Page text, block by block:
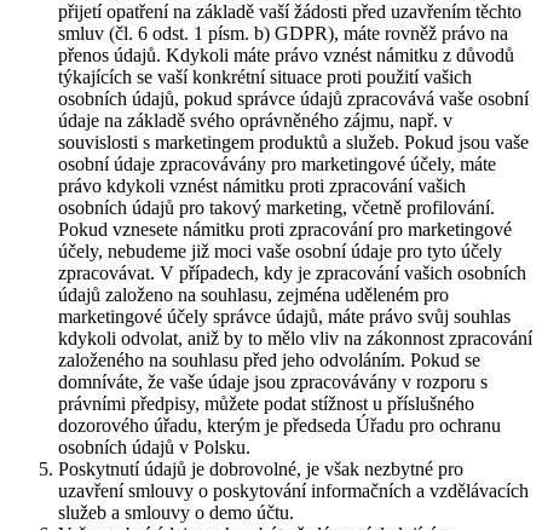
přijetí opatření na základě vaší žádosti před uzavřením těchto
smluv (čl. 6 odst. 1 písm. b) GDPR), máte rovněž právo na
přenos údajů. Kdykoli máte právo vznést námitku z důvodů
týkajících se vaší konkrétní situace proti použití vašich
osobních údajů, pokud správce údajů zpracovává vaše osobní
údaje na základě svého oprávněného zájmu, např. v
souvislosti s marketingem produktů a služeb. Pokud jsou vaše
osobní údaje zpracovávány pro marketingové účely, máte
právo kdykoli vznést námitku proti zpracování vašich
osobních údajů pro takový marketing, včetně profilování.
Pokud vznesete námitku proti zpracování pro marketingové
účely, nebudeme již moci vaše osobní údaje pro tyto účely
zpracovávat. V případech, kdy je zpracování vašich osobních
údajů založeno na souhlasu, zejména uděleném pro
marketingové účely správce údajů, máte právo svůj souhlas
kdykoli odvolat, aniž by to mělo vliv na zákonnost zpracování
založeného na souhlasu před jeho odvoláním. Pokud se
domníváte, že vaše údaje jsou zpracovávány v rozporu s
právními předpisy, můžete podat stížnost u příslušného
dozorového úřadu, kterým je předseda Úřadu pro ochranu
osobních údajů v Polsku.
Poskytnutí údajů je dobrovolné, je však nezbytné pro
uzavření smlouvy o poskytování informačních a vzdělávacích
služeb a smlouvy o demo účtu.